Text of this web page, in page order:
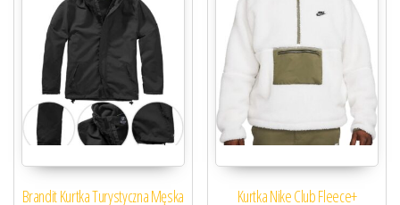
Brandit Kurtka Turystyczna Męska Kurtka Nike Club Fleece+